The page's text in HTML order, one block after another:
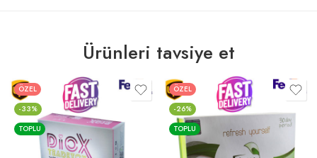
Ürünleri tavsiye et
ÖZEL
-33%
TOPLU
ÖZEL
-26%
TOPLU